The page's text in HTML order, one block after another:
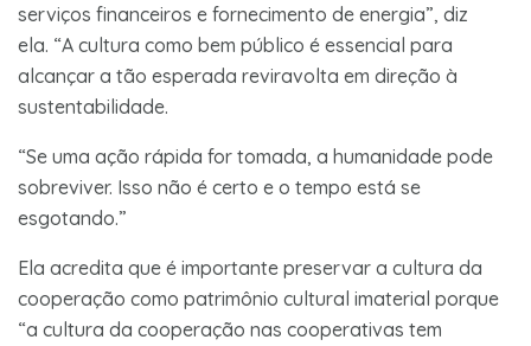
serviços financeiros e fornecimento de energia”, diz
ela. “A cultura como bem público é essencial para
alcançar a tão esperada reviravolta em direção à
sustentabilidade.
“Se uma ação rápida for tomada, a humanidade pode
sobreviver. Isso não é certo e o tempo está se
esgotando.”
Ela acredita que é importante preservar a cultura da
cooperação como patrimônio cultural imaterial porque
“a cultura da cooperação nas cooperativas tem